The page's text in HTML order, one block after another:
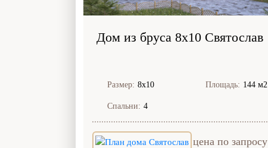
Дом из бруса 8x10 Святослав
Размер: 8х10 Площадь: 144 м2
Спальни: 4
цена по запросу